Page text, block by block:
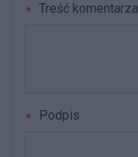
Treść komentarza
Podpis